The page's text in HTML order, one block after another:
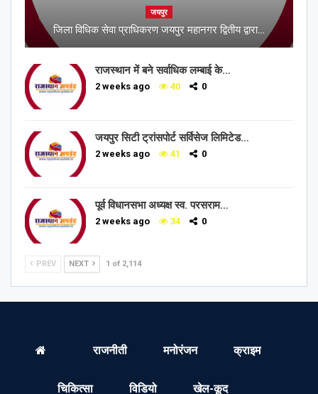
जयपुर
जिला विधिक सेवा प्राधिकरण जयपुर महानगर द्वितीय द्वारा…
राजस्थान में बने सर्वाधिक लम्बाई के…
2 weeks ago 40 0
जयपुर सिटी ट्रांसपोर्ट सर्विसेज लिमिटेड…
2 weeks ago 41 0
पूर्व विधानसभा अध्यक्ष स्व. परसराम…
2 weeks ago 34 0
PREV NEXT 1 of 2,114
राजनीती मनोरंजन क्राइम
चिकित्सा विडियो खेल-कूद